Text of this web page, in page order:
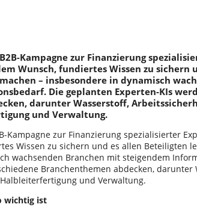
Kampagne zur Finanzierung
Wunsch, fundiertes Wissen zu sichern
– insbesondere in dynamisch
Die geplanten Experten-KIs
darunter Wasserstoff,
und Verwaltung.
Kampagne zur Finanzierung spezialisierter
Wissen zu sichern und es allen Beteiligten
wachsenden Branchen mit steigendem
Branchenthemen abdecken,
und Verwaltung.
wichtig ist